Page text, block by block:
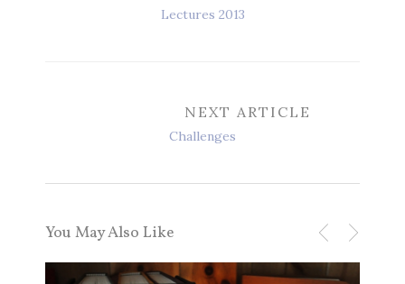
Lectures 2013
NEXT ARTICLE
Challenges
You May Also Like